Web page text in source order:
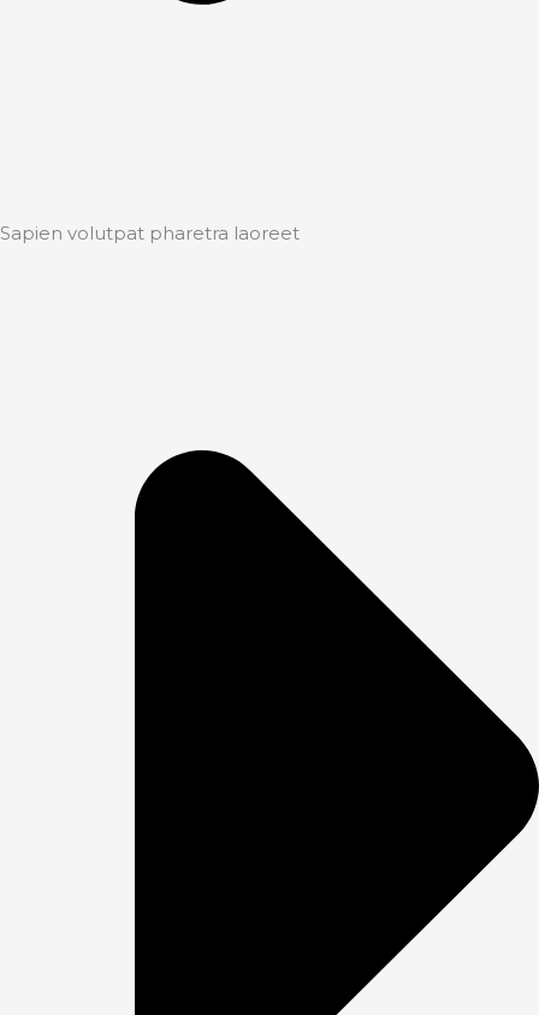
Sapien volutpat pharetra laoreet